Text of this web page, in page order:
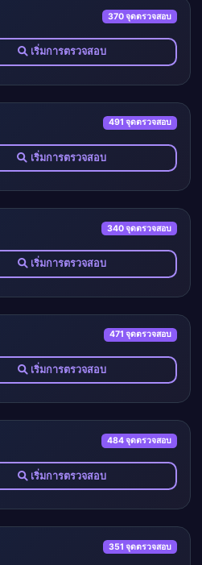
370 จุดตรวจสอบ
เริ่มการตรวจสอบ
491 จุดตรวจสอบ
เริ่มการตรวจสอบ
340 จุดตรวจสอบ
เริ่มการตรวจสอบ
471 จุดตรวจสอบ
เริ่มการตรวจสอบ
484 จุดตรวจสอบ
เริ่มการตรวจสอบ
351 จุดตรวจสอบ